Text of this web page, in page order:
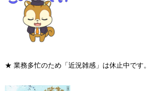
★ 業務多忙のため「近況雑感」は休止中です。